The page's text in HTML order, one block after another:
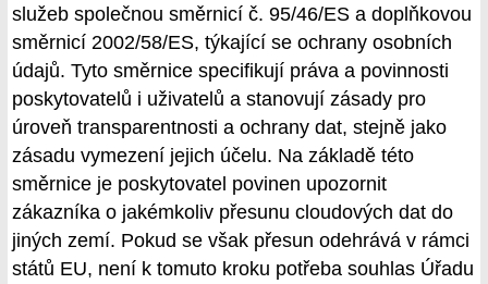
služeb společnou směrnicí č. 95/46/ES a doplňkovou
směrnicí 2002/58/ES, týkající se ochrany osobních
údajů. Tyto směrnice specifikují práva a povinnosti
poskytovatelů i uživatelů a stanovují zásady pro
úroveň transparentnosti a ochrany dat, stejně jako
zásadu vymezení jejich účelu. Na základě této
směrnice je poskytovatel povinen upozornit
zákazníka o jakémkoliv přesunu cloudových dat do
jiných zemí. Pokud se však přesun odehrává v rámci
států EU, není k tomuto kroku potřeba souhlas Úřadu